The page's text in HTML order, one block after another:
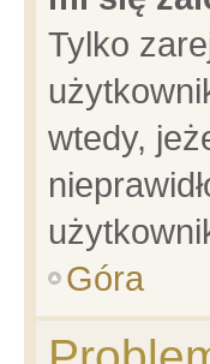
Tylko
wtedy,
Góra